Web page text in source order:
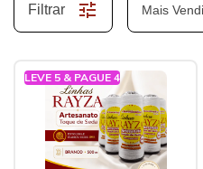
Filtrar
LEVE 5 & PAGUE 4